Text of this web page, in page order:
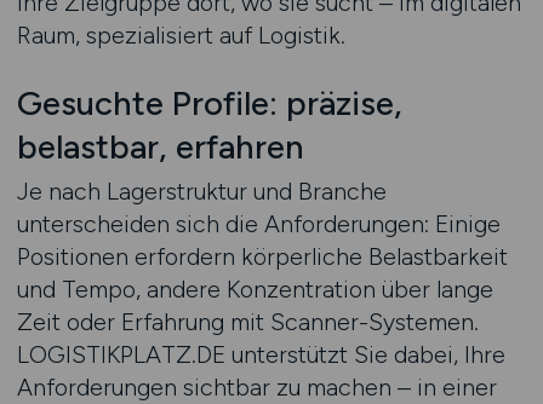
Raum, spezialisiert auf Logistik.
Gesuchte Profile: präzise,
belastbar, erfahren
Je nach Lagerstruktur und Branche
unterscheiden sich die Anforderungen: Einige
Positionen erfordern körperliche Belastbarkeit
und Tempo, andere Konzentration über lange
Zeit oder Erfahrung mit Scanner-Systemen.
LOGISTIKPLATZ.DE unterstützt Sie dabei, Ihre
Anforderungen sichtbar zu machen – in einer